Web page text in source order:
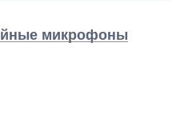
микрофоны